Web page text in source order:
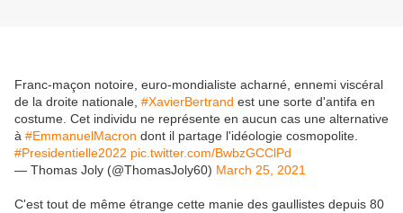
Franc-maçon notoire, euro-mondialiste acharné, ennemi viscéral
de la droite nationale, #XavierBertrand est une sorte d'antifa en
costume. Cet individu ne représente en aucun cas une alternative
à #EmmanuelMacron dont il partage l'idéologie cosmopolite.
#Presidentielle2022 pic.twitter.com/BwbzGCClPd
— Thomas Joly (@ThomasJoly60) March 25, 2021
C'est tout de même étrange cette manie des gaullistes depuis 80